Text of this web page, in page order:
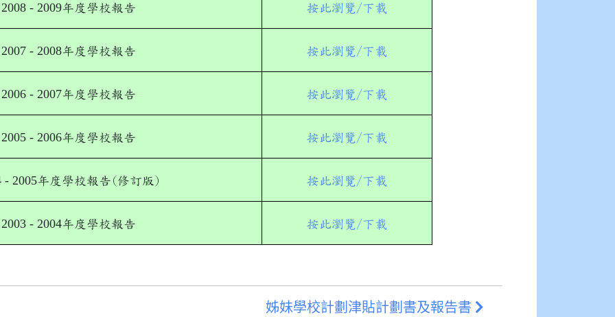
2008 - 2009年度學校報告 按此瀏覽/下載
2007 - 2008年度學校報告 按此瀏覽/下載
2006 - 2007年度學校報告 按此瀏覽/下載
2005 - 2006年度學校報告 按此瀏覽/下載
- 2005年度學校報告(修訂版) 按此瀏覽/下載
2003 - 2004年度學校報告 按此瀏覽/下載
姊妹學校計劃津貼計劃書及報告書